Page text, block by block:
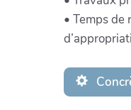
• Temps de